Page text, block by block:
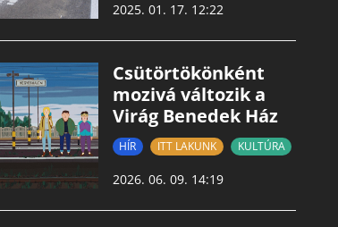
2025. 01. 17. 12:22
Csütörtökönként
mozivá változik a
Virág Benedek Ház
HÍR ITT LAKUNK KULTÚRA
2026. 06. 09. 14:19